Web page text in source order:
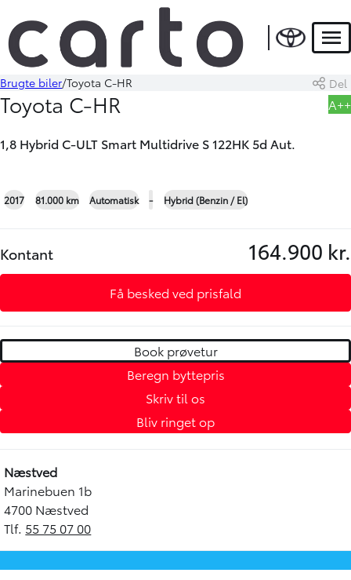
Book prøvetur Beregn byttepris
Brugte biler Toyota C-HR Del
Toyota C-HR
1,8 Hybrid C-ULT Smart Multidrive S 122HK 5d Aut.
A++
HYBRID
2017 81.000 km Automatisk - Hybrid (Benzin / El)
Kontant 164.900 kr.
Få besked ved prisfald
Book prøvetur
Beregn byttepris
Skriv til os
Bliv ringet op
Næstved
Marinebuen 1b
4700 Næstved
Tlf. 55 75 07 00